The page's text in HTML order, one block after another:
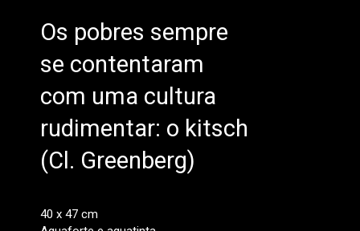
Os pobres sempre
se contentaram
com uma cultura
rudimentar: o kitsch
(Cl. Greenberg)
40 x 47 cm